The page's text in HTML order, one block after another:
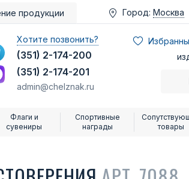
продукции Город: Москва
Хотите позвонить?
(351) 2-174-200
(351) 2-174-201
admin@chelznak.ru
Флаги и
сувениры
Спортивные
награды
товары